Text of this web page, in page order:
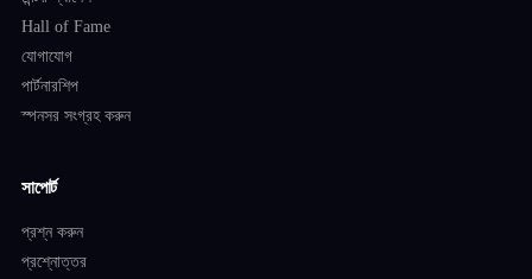
Hall of Fame
যোগাযোগ
পার্টনারশিপ
স্পনসর সংগ্রহ করুন
সাপোর্ট
প্রশ্ন করুন
প্রশ্নোত্তর